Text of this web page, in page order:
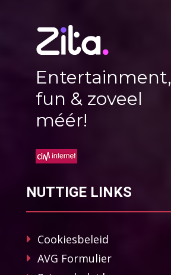
Entertainment,
fun & zoveel
méér!
NUTTIGE LINKS
Cookiesbeleid
AVG Formulier